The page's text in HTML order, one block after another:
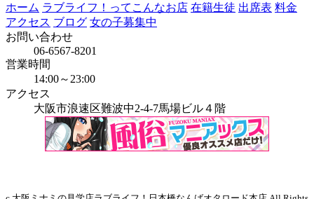
ホーム ラブライフ！ってこんなお店 在籍生徒 出席表 料金
アクセス ブログ 女の子募集中
お問い合わせ
06-6567-8201
営業時間
14:00～23:00
アクセス
大阪市浪速区難波中2-4-7馬場ビル４階